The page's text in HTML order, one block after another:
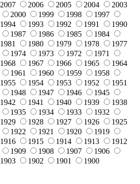
2007 2006 2005 2004
2003
2000 1999 1998
1997
1994 1993 1992 1991
1990
1987 1986 1985
1984
1981 1980 1979 1978
1977
1974 1973 1972
1971
1968 1967 1966 1965
1964
1961 1960 1959
1958
1955 1954 1953 1952
1951
1948 1947 1946
1945
1942 1941 1940 1939
1938
1935 1934 1933
1932
1929 1928 1927 1926
1925
1922 1921 1920
1919
1916 1915 1914 1913
1912
1909 1908 1907
1906
1903 1902 1901 1900